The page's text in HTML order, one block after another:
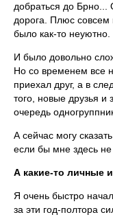
добраться до
дорога. Плюс совсем
было как-то неуютно.
И было довольно
Но со временем все
приехал друг, а в
того, новые друзья и
очередь
А сейчас могу
если бы мне здесь не
А какие-то личные
Я очень быстро
за эти год-полтора